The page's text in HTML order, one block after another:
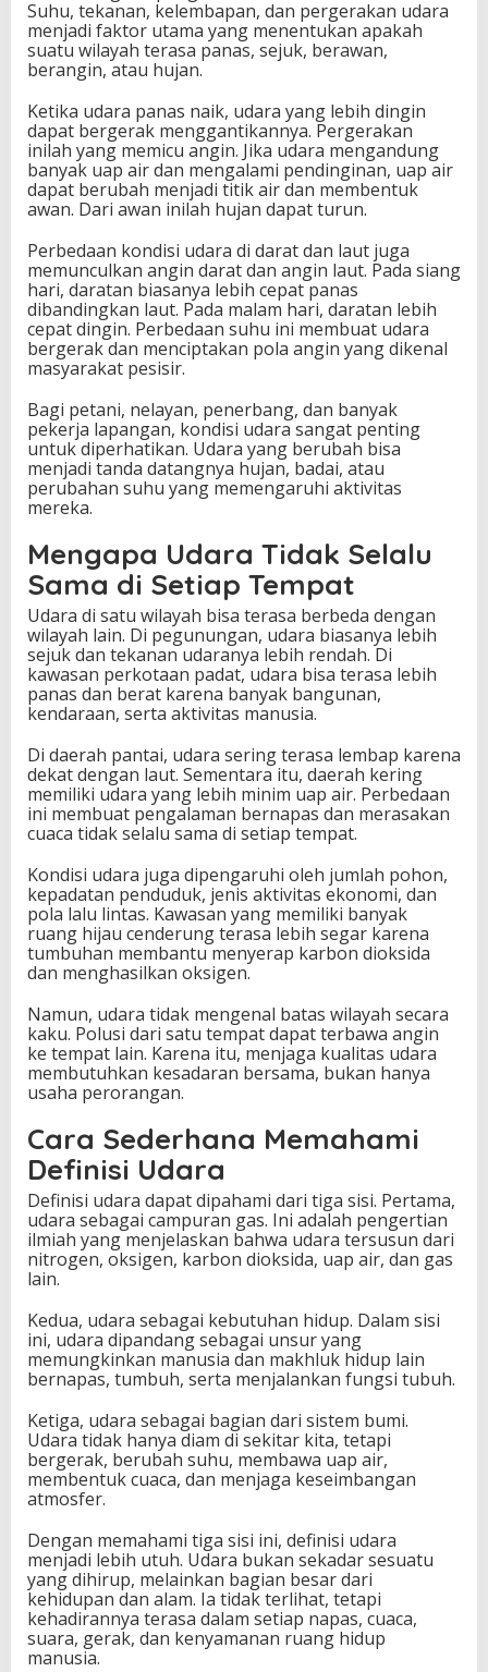
Suhu, tekanan, kelembapan, dan pergerakan udara
menjadi faktor utama yang menentukan apakah
suatu wilayah terasa panas, sejuk, berawan,
berangin, atau hujan.
Ketika udara panas naik, udara yang lebih dingin
dapat bergerak menggantikannya. Pergerakan
inilah yang memicu angin. Jika udara mengandung
banyak uap air dan mengalami pendinginan, uap air
dapat berubah menjadi titik air dan membentuk
awan. Dari awan inilah hujan dapat turun.
Perbedaan kondisi udara di darat dan laut juga
memunculkan angin darat dan angin laut. Pada siang
hari, daratan biasanya lebih cepat panas
dibandingkan laut. Pada malam hari, daratan lebih
cepat dingin. Perbedaan suhu ini membuat udara
bergerak dan menciptakan pola angin yang dikenal
masyarakat pesisir.
Bagi petani, nelayan, penerbang, dan banyak
pekerja lapangan, kondisi udara sangat penting
untuk diperhatikan. Udara yang berubah bisa
menjadi tanda datangnya hujan, badai, atau
perubahan suhu yang memengaruhi aktivitas
mereka.
Mengapa Udara Tidak Selalu
Sama di Setiap Tempat
Udara di satu wilayah bisa terasa berbeda dengan
wilayah lain. Di pegunungan, udara biasanya lebih
sejuk dan tekanan udaranya lebih rendah. Di
kawasan perkotaan padat, udara bisa terasa lebih
panas dan berat karena banyak bangunan,
kendaraan, serta aktivitas manusia.
Di daerah pantai, udara sering terasa lembap karena
dekat dengan laut. Sementara itu, daerah kering
memiliki udara yang lebih minim uap air. Perbedaan
ini membuat pengalaman bernapas dan merasakan
cuaca tidak selalu sama di setiap tempat.
Kondisi udara juga dipengaruhi oleh jumlah pohon,
kepadatan penduduk, jenis aktivitas ekonomi, dan
pola lalu lintas. Kawasan yang memiliki banyak
ruang hijau cenderung terasa lebih segar karena
tumbuhan membantu menyerap karbon dioksida
dan menghasilkan oksigen.
Namun, udara tidak mengenal batas wilayah secara
kaku. Polusi dari satu tempat dapat terbawa angin
ke tempat lain. Karena itu, menjaga kualitas udara
membutuhkan kesadaran bersama, bukan hanya
usaha perorangan.
Cara Sederhana Memahami
Definisi Udara
Definisi udara dapat dipahami dari tiga sisi. Pertama,
udara sebagai campuran gas. Ini adalah pengertian
ilmiah yang menjelaskan bahwa udara tersusun dari
nitrogen, oksigen, karbon dioksida, uap air, dan gas
lain.
Kedua, udara sebagai kebutuhan hidup. Dalam sisi
ini, udara dipandang sebagai unsur yang
memungkinkan manusia dan makhluk hidup lain
bernapas, tumbuh, serta menjalankan fungsi tubuh.
Ketiga, udara sebagai bagian dari sistem bumi.
Udara tidak hanya diam di sekitar kita, tetapi
bergerak, berubah suhu, membawa uap air,
membentuk cuaca, dan menjaga keseimbangan
atmosfer.
Dengan memahami tiga sisi ini, definisi udara
menjadi lebih utuh. Udara bukan sekadar sesuatu
yang dihirup, melainkan bagian besar dari
kehidupan dan alam. Ia tidak terlihat, tetapi
kehadirannya terasa dalam setiap napas, cuaca,
suara, gerak, dan kenyamanan ruang hidup
manusia.